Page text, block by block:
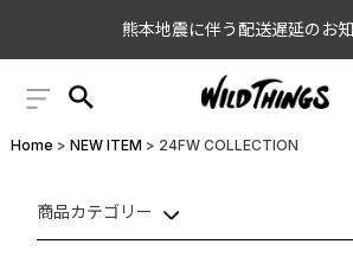
熊本地震に伴う配送遅延のお
Home NEW ITEM 24FW COLLECTION
商品カテゴリー